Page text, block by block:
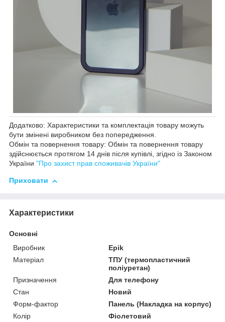
Додатково: Характеристики та комплектація товару можуть
бути змінені виробником без попередження.
Обмін та повернення товару: Обмін та повернення товару
здійснюється протягом 14 днів після купівлі, згідно із Законом
України "Про захист прав споживачів України"
Приховати
Характеристики
Основні
Виробник
Epik
Матеріал
ТПУ (термопластичний
поліуретан)
Призначення
Для телефону
Стан
Новий
Форм-фактор
Панель (Накладка на корпус)
Колір
Фіолетовий